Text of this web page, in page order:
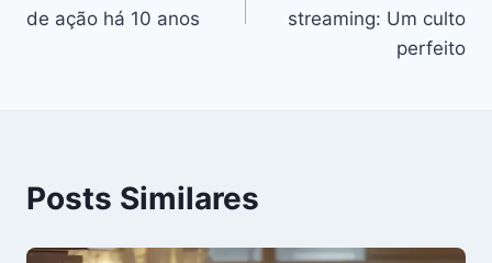
Post
de ação há 10 anos
streaming: Um culto
perfeito
Posts Similares